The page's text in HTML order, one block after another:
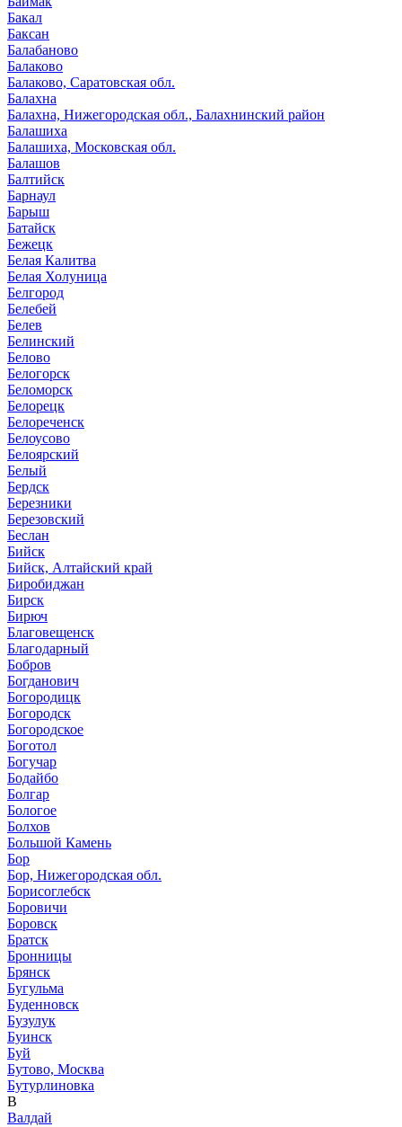
Бакал
Баксан
Балабаново
Балаково
Балаково, Саратовская обл.
Балахна
Балахна, Нижегородская обл., Балахнинский район
Балашиха
Балашиха, Московская обл.
Балашов
Балтийск
Барнаул
Барыш
Батайск
Бежецк
Белая Калитва
Белая Холуница
Белгород
Белебей
Белев
Белинский
Белово
Белогорск
Беломорск
Белорецк
Белореченск
Белоусово
Белоярский
Белый
Бердск
Березники
Березовский
Беслан
Бийск
Бийск, Алтайский край
Биробиджан
Бирск
Бирюч
Благовещенск
Благодарный
Бобров
Богданович
Богородицк
Богородск
Богородское
Боготол
Богучар
Бодайбо
Болгар
Бологое
Болхов
Большой Камень
Бор
Бор, Нижегородская обл.
Борисоглебск
Боровичи
Боровск
Братск
Бронницы
Брянск
Бугульма
Буденновск
Бузулук
Буинск
Буй
Бутово, Москва
Бутурлиновка
В
Валдай